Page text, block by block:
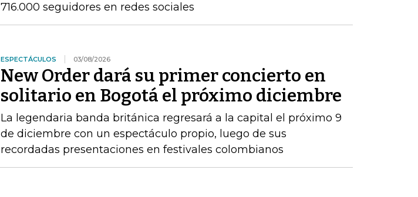
716.000 seguidores en redes sociales
ESPECTÁCULOS 03/08/2026
New Order dará su primer concierto en
solitario en Bogotá el próximo diciembre
La legendaria banda británica regresará a la capital el próximo 9
de diciembre con un espectáculo propio, luego de sus
recordadas presentaciones en festivales colombianos